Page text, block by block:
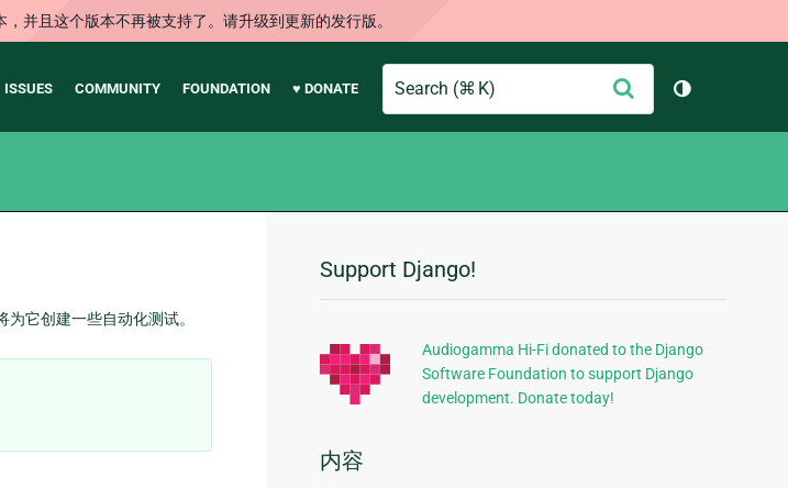
并且这个版本不再被支持了。请升级到更新的发行版。
ISSUES COMMUNITY FOUNDATION ♥ DONATE
Search
交
切换主题（
它创建一些自动化测试。
附
加
信
息
Support Django!
Audiogamma Hi-Fi donated to the Django
Software Foundation to support Django
development. Donate today!
内容